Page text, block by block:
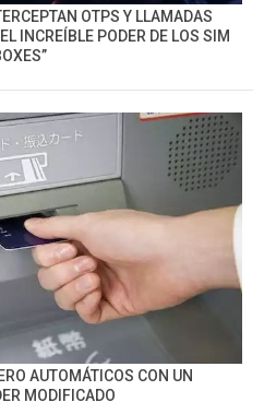
OTPS Y LLAMADAS
INCREÍBLE PODER DE LOS SIM
AUTOMÁTICOS CON UN
MODIFICADO